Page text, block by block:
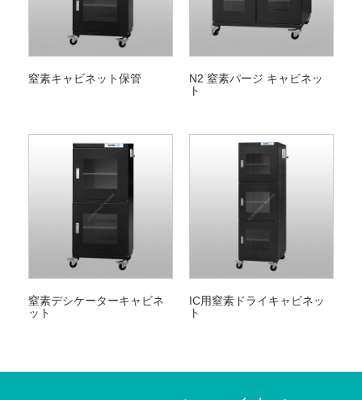
窒素キャビネット保管
N2 窒素パージ キャビネッ
ト
窒素デシケーターキャビネ
ット
IC用窒素ドライキャビネッ
ト